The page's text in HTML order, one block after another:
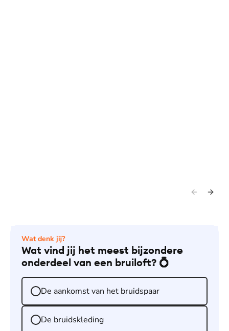
Wat denk jij?
Wat vind jij het meest bijzondere
onderdeel van een bruiloft? 💍
De aankomst van het bruidspaar
De bruidskleding